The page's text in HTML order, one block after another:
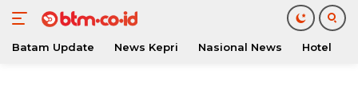
Batam Update News Kepri Nasional News Hotel